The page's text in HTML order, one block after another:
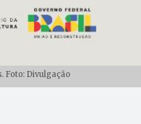
Foto: Divulgação